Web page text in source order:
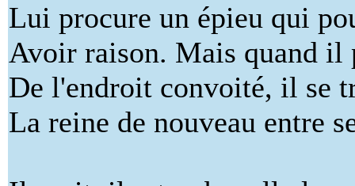
Lui procure un épieu qui
Avoir raison. Mais quand il
De l'endroit convoité, il se
La reine de nouveau entre